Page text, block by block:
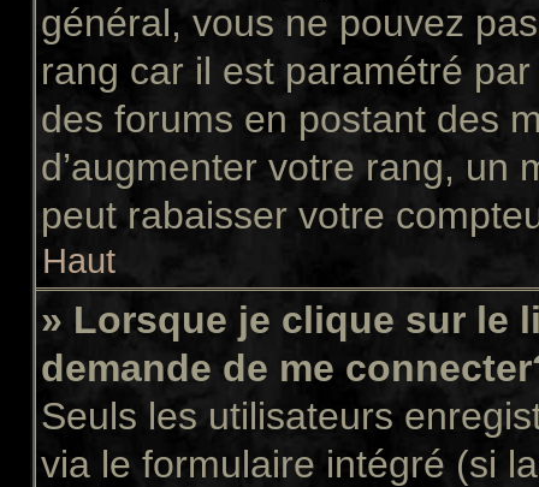
général, vous ne pouvez
rang car il est paramétré
des forums en postant des
d’augmenter votre rang, un
peut rabaisser votre
Haut
» Lorsque je clique sur le
demande de me
Seuls les utilisateurs
via le formulaire intégré (si